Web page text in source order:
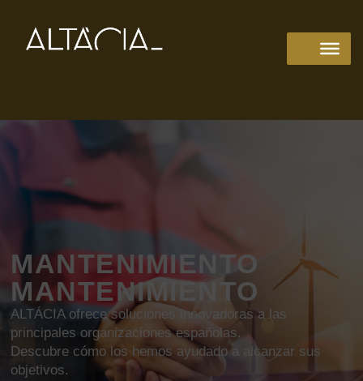
MANTENIMIENTO
MANTENIMIENTO
ALTÁCIA ofrece soluciones innovadoras a las
principales organizaciones españolas.
Descubre cómo los hemos ayudado a alcanzar sus
objetivos.